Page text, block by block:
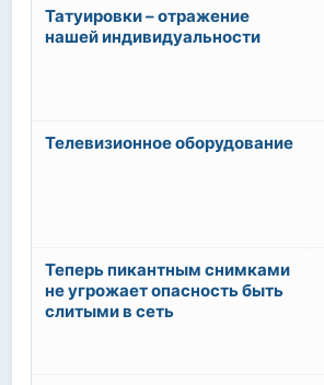
Татуировки – отражение
нашей индивидуальности
Телевизионное оборудование
Теперь пикантным снимками
не угрожает опасность быть
слитыми в сеть